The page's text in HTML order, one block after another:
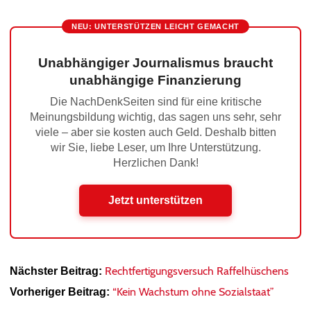
NEU: UNTERSTÜTZEN LEICHT GEMACHT
Unabhängiger Journalismus braucht
unabhängige Finanzierung
Die NachDenkSeiten sind für eine kritische
Meinungsbildung wichtig, das sagen uns sehr, sehr
viele – aber sie kosten auch Geld. Deshalb bitten
wir Sie, liebe Leser, um Ihre Unterstützung.
Herzlichen Dank!
Jetzt unterstützen
Nächster Beitrag: Rechtfertigungsversuch Raffelhüschens
Vorheriger Beitrag: “Kein Wachstum ohne Sozialstaat”